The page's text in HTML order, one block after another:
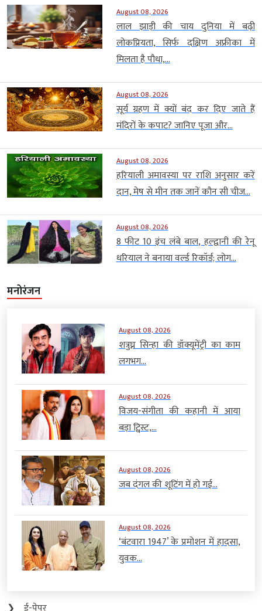
August 08, 2026
लाल झाड़ी की चाय दुनिया में बढ़ी
लोकप्रियता, सिर्फ दक्षिण अफ्रीका में
मिलता है पौधा,...
August 08, 2026
सूर्य ग्रहण में क्यों बंद कर दिए जाते हैं
मंदिरों के कपाट? जानिए पूजा और...
August 08, 2026
हरियाली अमावस्या पर राशि अनुसार करें
दान, मेष से मीन तक जानें कौन सी चीज...
August 08, 2026
8 फीट 10 इंच लंबे बाल, हल्द्वानी की रेनू
धरियाल ने बनाया वर्ल्ड रिकॉर्ड; लोग...
मनोरंजन
August 08, 2026
शत्रुघ्न सिन्हा की डॉक्यूमेंट्री का काम
लगभग...
August 08, 2026
विजय-संगीता की कहानी में आया
बड़ा ट्विस्ट,...
August 08, 2026
जब दंगल की शूटिंग में हो गई...
August 08, 2026
‘बंटवारा 1947’ के प्रमोशन में हादसा,
युवक...